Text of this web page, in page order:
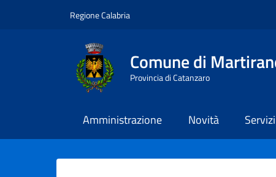
Regione Calabria
Comune di
Provincia di Catanzaro
Amministrazione Novità Servizi